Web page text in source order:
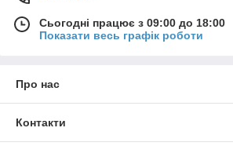
Сьогодні працює з 09:00 до 18:00
Показати весь графік роботи
Про нас
Контакти